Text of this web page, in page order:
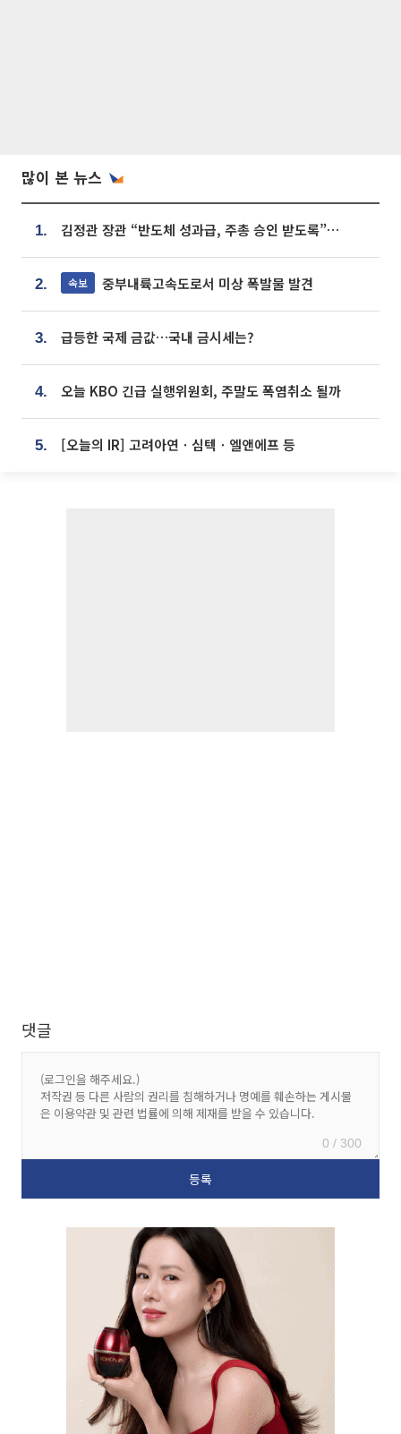
많이 본 뉴스
1. 김정관 장관 “반도체 성과급, 주총 승인 받도록”…상법·자본시장법 개정 시사
2. 속보 중부내륙고속도로서 미상 폭발물 발견
3. 급등한 국제 금값…국내 금시세는?
4. 오늘 KBO 긴급 실행위원회, 주말도 폭염취소 될까
5. [오늘의 IR] 고려아연ㆍ심텍ㆍ엘앤에프 등
댓글
0 / 300